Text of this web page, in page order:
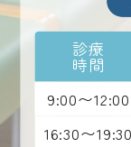
診療
時間
9:00〜12:00
16:30〜19:30